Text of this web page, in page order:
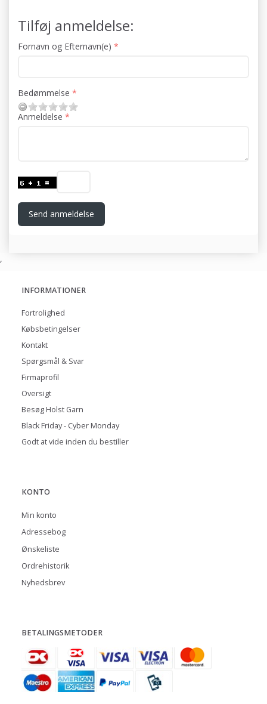
Tilføj anmeldelse:
Fornavn og Efternavn(e)
Bedømmelse
Anmeldelse
Send anmeldelse
,
INFORMATIONER
Fortrolighed
Købsbetingelser
Kontakt
Spørgsmål & Svar
Firmaprofil
Oversigt
Besøg Holst Garn
Black Friday - Cyber Monday
Godt at vide inden du bestiller
KONTO
Min konto
Adressebog
Ønskeliste
Ordrehistorik
Nyhedsbrev
BETALINGSMETODER